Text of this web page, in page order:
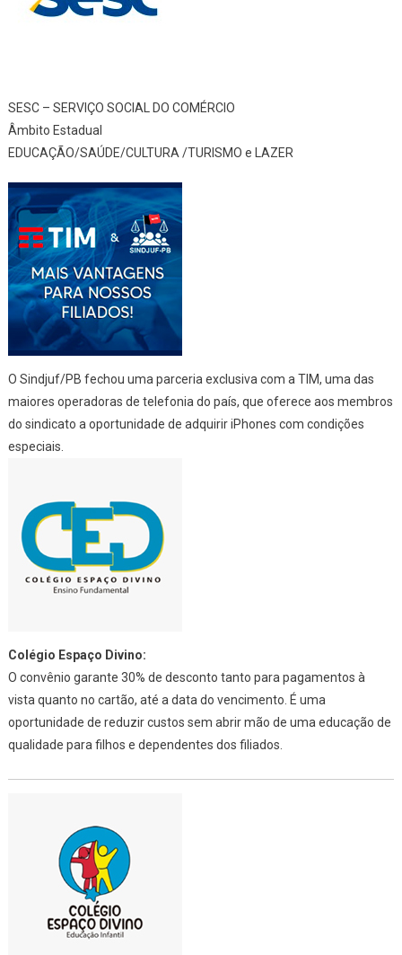
SESC – SERVIÇO SOCIAL DO COMÉRCIO
Âmbito Estadual
EDUCAÇÃO/SAÚDE/CULTURA /TURISMO e LAZER
O Sindjuf/PB fechou uma parceria exclusiva com a TIM, uma das
maiores operadoras de telefonia do país, que oferece aos membros
do sindicato a oportunidade de adquirir iPhones com condições
especiais.
Colégio Espaço Divino:
O convênio garante 30% de desconto tanto para pagamentos à
vista quanto no cartão, até a data do vencimento. É uma
oportunidade de reduzir custos sem abrir mão de uma educação de
qualidade para filhos e dependentes dos filiados.